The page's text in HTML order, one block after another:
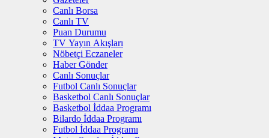
Canlı Borsa
Canlı TV
Puan Durumu
TV Yayın Akışları
Nöbetçi Eczaneler
Haber Gönder
Canlı Sonuçlar
Futbol Canlı Sonuçlar
Basketbol Canlı Sonuçlar
Basketbol İddaa Programı
Bilardo İddaa Programı
Futbol İddaa Programı